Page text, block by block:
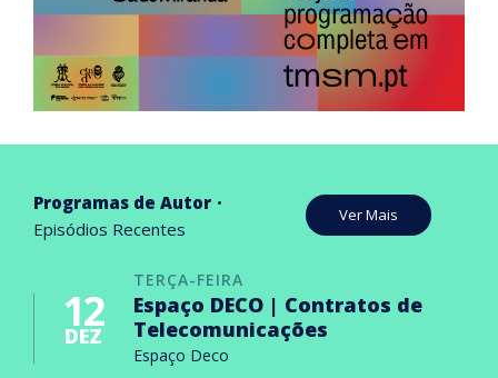
Programas de Autor
Episódios Recentes
Ver Mais
TERÇA-FEIRA
12
DEZ
Espaço DECO | Contratos de
Telecomunicações
Espaço Deco